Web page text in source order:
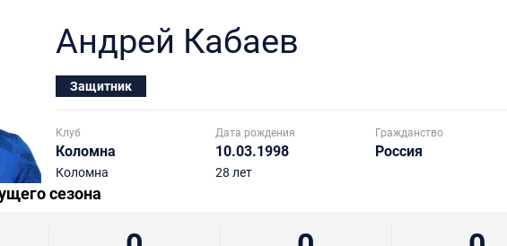
Андрей Кабаев
Защитник
Клуб
Коломна
Коломна
Дата рождения
10.03.1998
28 лет
Гражданство
Россия
сезона